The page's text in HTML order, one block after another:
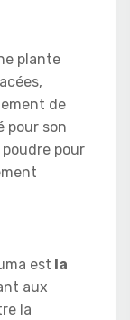
plante
de
pour son
pour
est la
aux
la